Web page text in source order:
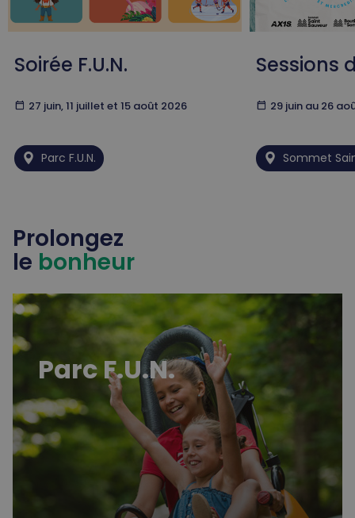
Soirée F.U.N.
calendar_today 27 juin, 11 juillet et 15 août 2026
Parc F.U.N.
Sessions
calendar_today 29 juin au 26
Sommet
Prolongez
le bonheur
Parc F.U.N.
Parc F.U.N.